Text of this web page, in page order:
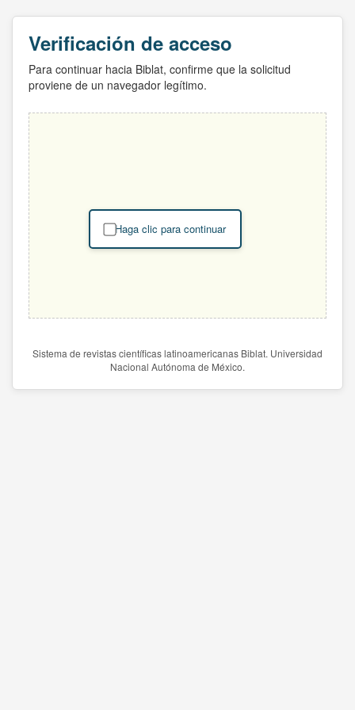
Verificación de acceso
Para continuar hacia Biblat, confirme que la solicitud
proviene de un navegador legítimo.
Haga clic para continuar
Sistema de revistas científicas latinoamericanas Biblat. Universidad
Nacional Autónoma de México.